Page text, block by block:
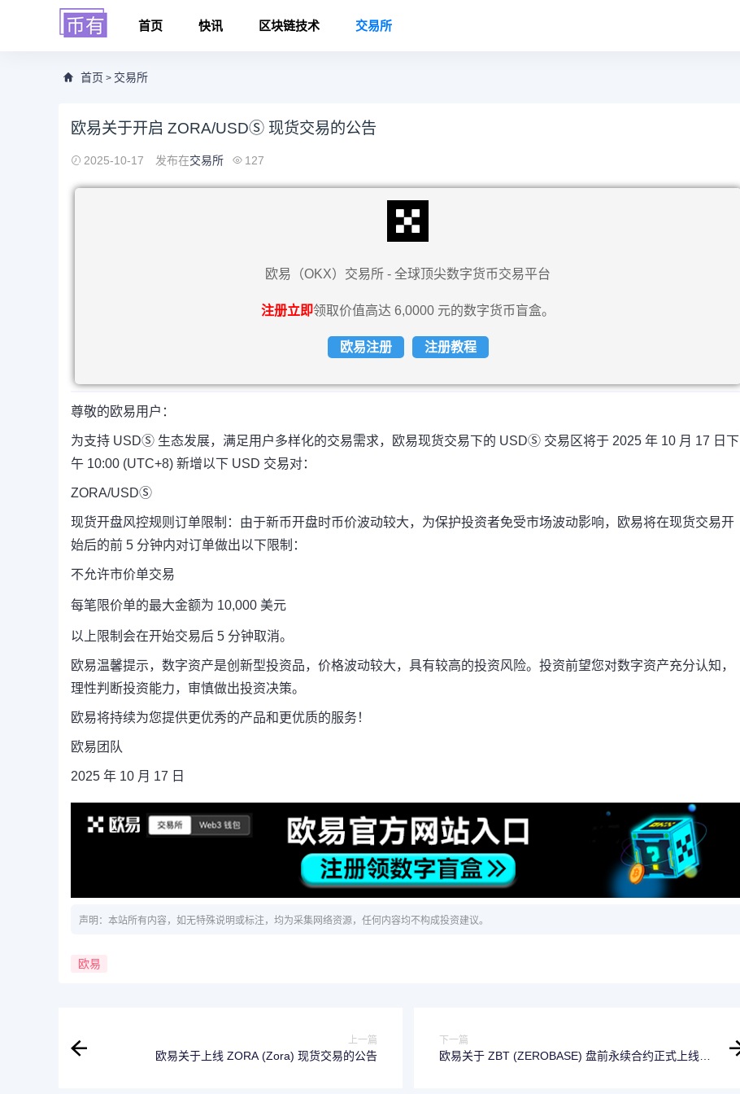
首页 快讯 区块链技术 交易所
首页 > 交易所
欧易关于开启 ZORA/USDⓈ 现货交易的公告
2025-10-17 发布在交易所 127
欧易（OKX）交易所 - 全球顶尖数字货币交易平台
注册立即领取价值高达 6,0000 元的数字货币盲盒。
欧易注册 注册教程
尊敬的欧易用户：
为支持 USDⓈ 生态发展，满足用户多样化的交易需求，欧易现货交易下的 USDⓈ 交易区将于 2025 年 10 月 17 日下
午 10:00 (UTC+8) 新增以下 USD 交易对：
ZORA/USDⓈ
现货开盘风控规则订单限制：由于新币开盘时币价波动较大，为保护投资者免受市场波动影响，欧易将在现货交易开
始后的前 5 分钟内对订单做出以下限制：
不允许市价单交易
每笔限价单的最大金额为 10,000 美元
以上限制会在开始交易后 5 分钟取消。
欧易温馨提示，数字资产是创新型投资品，价格波动较大，具有较高的投资风险。投资前望您对数字资产充分认知，
理性判断投资能力，审慎做出投资决策。
欧易将持续为您提供更优秀的产品和更优质的服务！
欧易团队
2025 年 10 月 17 日
声明：本站所有内容，如无特殊说明或标注，均为采集网络资源，任何内容均不构成投资建议。
欧易
上一篇
欧易关于上线 ZORA (Zora) 现货交易的公告
下一篇
欧易关于 ZBT (ZEROBASE) 盘前永续合约正式上线的